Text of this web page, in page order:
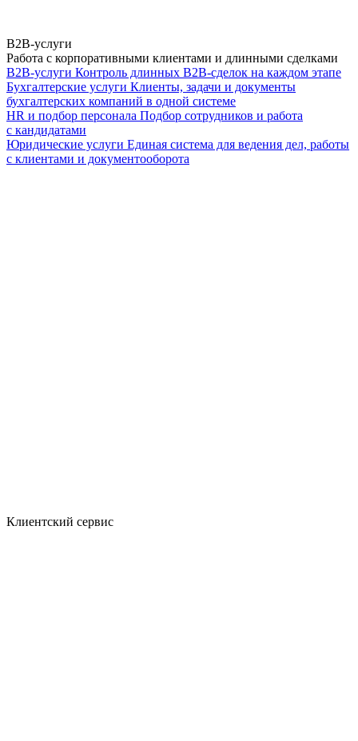
B2B-услуги
Работа с корпоративными клиентами и длинными сделками
B2B-услуги Контроль длинных B2B-сделок на каждом этапе
Бухгалтерские услуги Клиенты, задачи и документы
бухгалтерских компаний в одной системе
HR и подбор персонала Подбор сотрудников и работа
с кандидатами
Юридические услуги Единая система для ведения дел, работы
с клиентами и документооборота
Клиентский сервис